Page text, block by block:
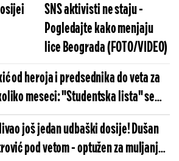
SNS aktivisti ne staju -
Pogledajte kako menjaju
lice Beograda (FOTO/VIDEO)
od heroja i predsednika do veta za
meseci: "Studentska lista" se
pre nego što je i sastavljena
još jedan udbaški dosije! Dušan
pod vetom - optužen za muljanje i